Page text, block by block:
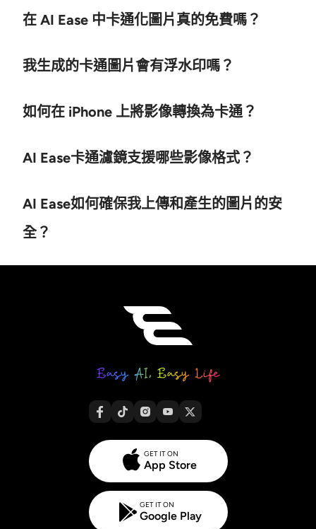
在 AI Ease 中卡通化圖片真的免費嗎？
我生成的卡通圖片會有浮水印嗎？
如何在 iPhone 上將影像轉換為卡通？
AI Ease卡通濾鏡支援哪些影像格式？
AI Ease如何確保我上傳和產生的圖片的安
全？
GET IT ON
App Store
GET IT ON
Google Play